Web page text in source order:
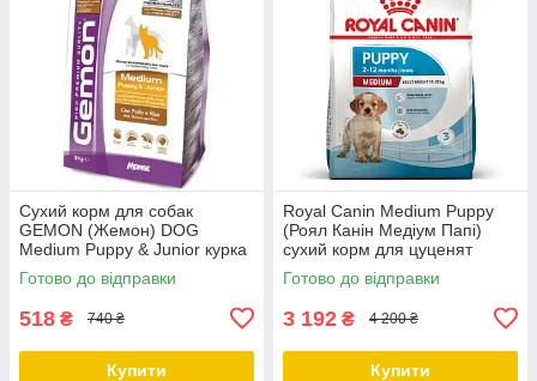
Сухий корм для собак
GEMON (Жемон) DOG
Medium Puppy & Junior курка
з рисом 3 кг (термін до 29.07)
Готово до відправки
518 ₴ 740 ₴
Купити
Royal Canin Medium Puppy
(Роял Канін Медіум Папі)
сухий корм для цуценят
порід середніх розмірів, 15
КГ
Готово до відправки
3 192 ₴ 4 200 ₴
Купити